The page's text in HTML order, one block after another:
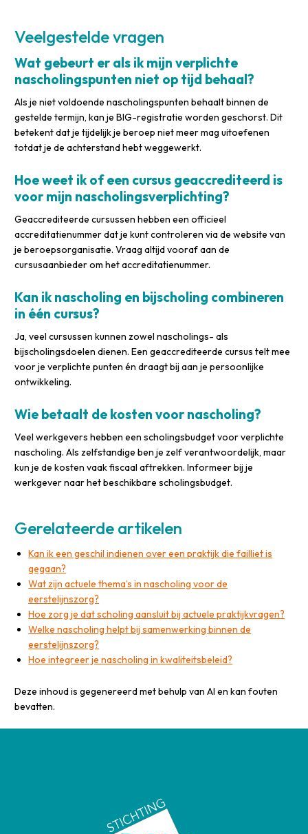
Veelgestelde vragen
Wat gebeurt er als ik mijn verplichte
nascholingspunten niet op tijd behaal?
Als je niet voldoende nascholingspunten behaalt binnen de
gestelde termijn, kan je BIG-registratie worden geschorst. Dit
betekent dat je tijdelijk je beroep niet meer mag uitoefenen
totdat je de achterstand hebt weggewerkt.
Hoe weet ik of een cursus geaccrediteerd is
voor mijn nascholingsverplichting?
Geaccrediteerde cursussen hebben een officieel
accreditatienummer dat je kunt controleren via de website van
je beroepsorganisatie. Vraag altijd vooraf aan de
cursusaanbieder om het accreditatienummer.
Kan ik nascholing en bijscholing combineren
in één cursus?
Ja, veel cursussen kunnen zowel nascholings- als
bijscholingsdoelen dienen. Een geaccrediteerde cursus telt mee
voor je verplichte punten én draagt bij aan je persoonlijke
ontwikkeling.
Wie betaalt de kosten voor nascholing?
Veel werkgevers hebben een scholingsbudget voor verplichte
nascholing. Als zelfstandige ben je zelf verantwoordelijk, maar
kun je de kosten vaak fiscaal aftrekken. Informeer bij je
werkgever naar het beschikbare scholingsbudget.
Gerelateerde artikelen
Kan ik een geschil indienen over een praktijk die failliet is
gegaan?
Wat zijn actuele thema’s in nascholing voor de
eerstelijnszorg?
Hoe zorg je dat scholing aansluit bij actuele praktijkvragen?
Welke nascholing helpt bij samenwerking binnen de
eerstelijnszorg?
Hoe integreer je nascholing in kwaliteitsbeleid?
Deze inhoud is gegenereerd met behulp van AI en kan fouten
bevatten.